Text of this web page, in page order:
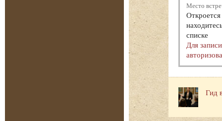
Место
списке
Для
Гид